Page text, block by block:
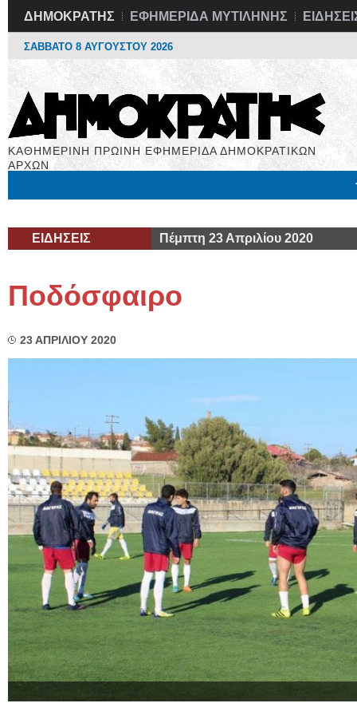
ΔΗΜΟΚΡΑΤΗΣ ΕΦΗΜΕΡΙΔΑ ΜΥΤΙΛΗΝΗΣ
ΣΑΒΒΑΤΟ 8 ΑΥΓΟΥΣΤΟΥ 2026
ΚΑΘΗΜΕΡΙΝΗ ΠΡΩΙΝΗ ΕΦΗΜΕΡΙΔΑ ΔΗΜΟΚΡΑΤΙΚΩΝ
ΑΡΧΩΝ
ΕΙΔΗΣΕΙΣ Πέμπτη 23 Απριλίου 2020
Ποδόσφαιρο
23 ΑΠΡΙΛΙΟΥ 2020